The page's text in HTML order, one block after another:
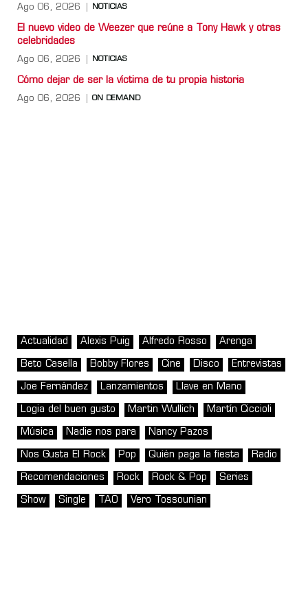
Ago 06, 2026 NOTICIAS
El nuevo video de Weezer que reúne a Tony Hawk y otras
celebridades
Ago 06, 2026 NOTICIAS
Cómo dejar de ser la víctima de tu propia historia
Ago 06, 2026 ON DEMAND
Actualidad Alexis Puig Alfredo Rosso Arenga
Beto Casella Bobby Flores Cine Disco Entrevistas
Joe Fernández Lanzamientos Llave en Mano
Logia del buen gusto Martin Wullich Martín Ciccioli
Música Nadie nos para Nancy Pazos
Nos Gusta El Rock Pop Quién paga la fiesta Radio
Recomendaciones Rock Rock & Pop Series
Show Single TAO Vero Tossounian